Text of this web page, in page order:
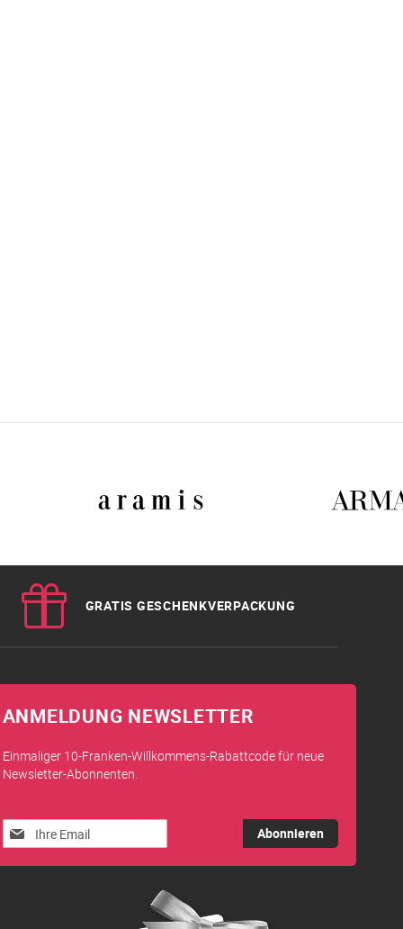
GRATIS GESCHENKVERPACKUNG
ANMELDUNG NEWSLETTER
Einmaliger 10-Franken-Willkommens-Rabattcode für neue
Newsletter-Abonnenten.
Melden
Sie
sich
Abonnieren